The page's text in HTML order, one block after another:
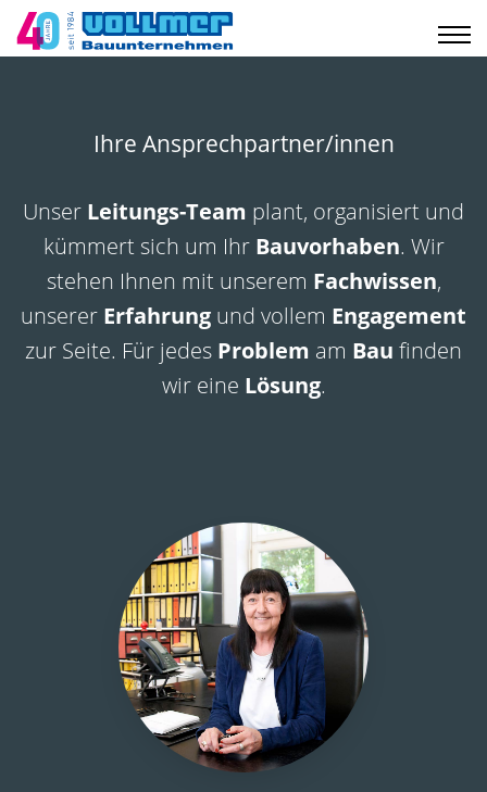
Ihre Ansprechpartner/innen
Unser Leitungs-Team plant, organisiert und
kümmert sich um Ihr Bauvorhaben. Wir
stehen Ihnen mit unserem Fachwissen,
unserer Erfahrung und vollem Engagement
zur Seite. Für jedes Problem am Bau finden
wir eine Lösung.